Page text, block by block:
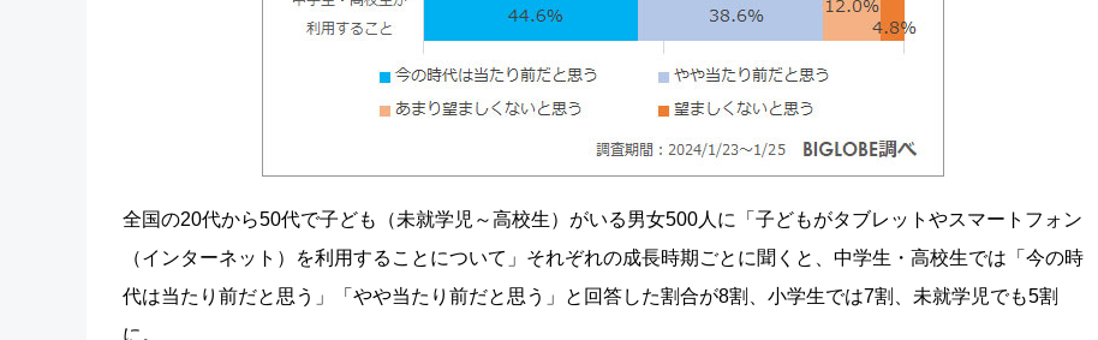
全国の20代から50代で子ども（未就学児～高校生）がいる男女500人に「子どもがタブレットやスマートフォン
（インターネット）を利用することについて」それぞれの成長時期ごとに聞くと、中学生・高校生では「今の時
代は当たり前だと思う」「やや当たり前だと思う」と回答した割合が8割、小学生では7割、未就学児でも5割
に。